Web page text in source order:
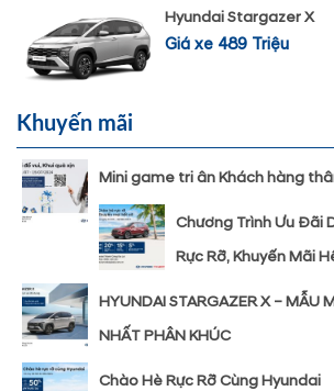
Hyundai Stargazer X
Giá xe 489 Triệu
Khuyến mãi
Mini game tri ân Khách hàng
Chương Trình Ưu Đãi
Rực Rỡ, Khuyến Mãi
HYUNDAI STARGAZER X – MẪU
NHẤT PHÂN KHÚC
Chào Hè Rực Rỡ Cùng Hyundai